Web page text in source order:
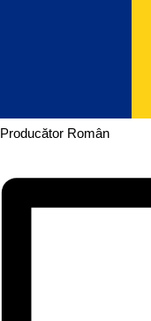
Producător Român